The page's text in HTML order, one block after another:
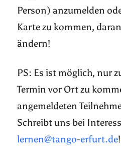
Person) anzumelden
Karte zu kommen,
ändern!
PS: Es ist möglich, nur
Termin vor Ort zu
angemeldeten
Schreibt uns bei
lernen@tango-erfurt.de!